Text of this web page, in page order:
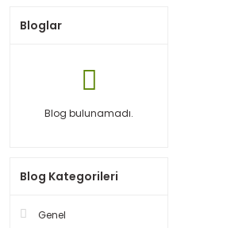
Bloglar
Blog bulunamadı.
Blog Kategorileri
Genel